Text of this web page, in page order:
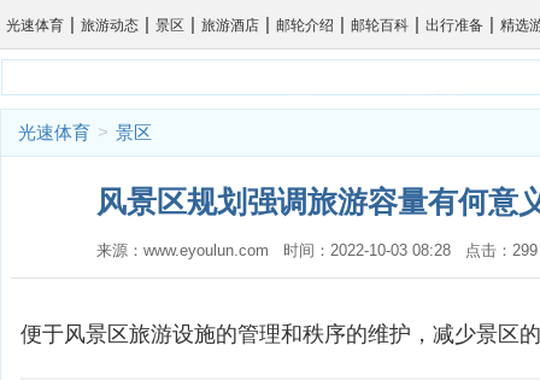
光速体育 | 旅游动态 | 景区 | 旅游酒店 | 邮轮介绍 | 邮轮百科 | 出行准备 | 精选
光速体育 > 景区
风景区规划强调旅游容量有何意
来源：www.eyoulun.com 时间：2022-10-03 08:28 点击：
便于风景区旅游设施的管理和秩序的维护，减少景区